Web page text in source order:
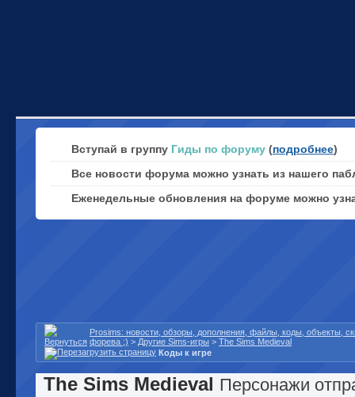
Вступай в группу Гиды по форуму (подробнее)
Все новости форума можно узнать из нашего
Еженедельные обновления на форуме можно
Prosims: новости, обзоры, дополнения, файлы, коды, объекты,
форева ;) > Другие Sims-игры > The Sims Medieval
Коды к игре
The Sims Medieval Персонажи